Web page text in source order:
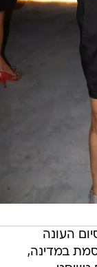
העונה
במדינה,